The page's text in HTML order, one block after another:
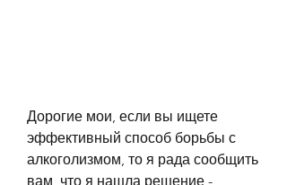
Дорогие мои, если вы ищете
эффективный способ борьбы с
алкоголизмом, то я рада сообщить
вам, что я нашла решение -